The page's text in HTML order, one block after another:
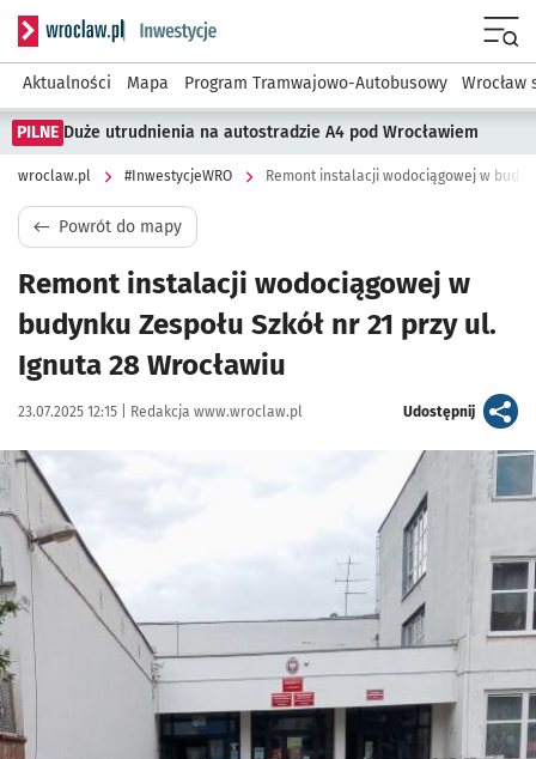
Serwis informacyjny wroclaw.pl podserwis:
Aktualności Mapa Program Tramwajowo-Autobusowy Wrocław
PILNE Duże utrudnienia na autostradzie A4 pod Wrocławiem
wroclaw.pl #InwestycjeWRO
Powrót do mapy
Remont instalacji wodociągowej w
budynku Zespołu Szkół nr 21 przy ul.
Ignuta 28 Wrocławiu
Data publikacji:
23.07.2025 12:15 | Autor:
Redakcja www.wroclaw.pl Udostępnijartykuł
Kliknij, aby powiększyć